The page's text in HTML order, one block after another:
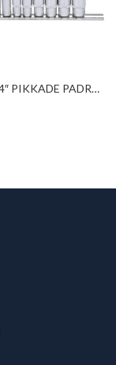
10-OS. 1/4″ PIKKADE PADRUNITE KOMPL. 4-13MM, 12-KANT, SIINIL KS TOOLS